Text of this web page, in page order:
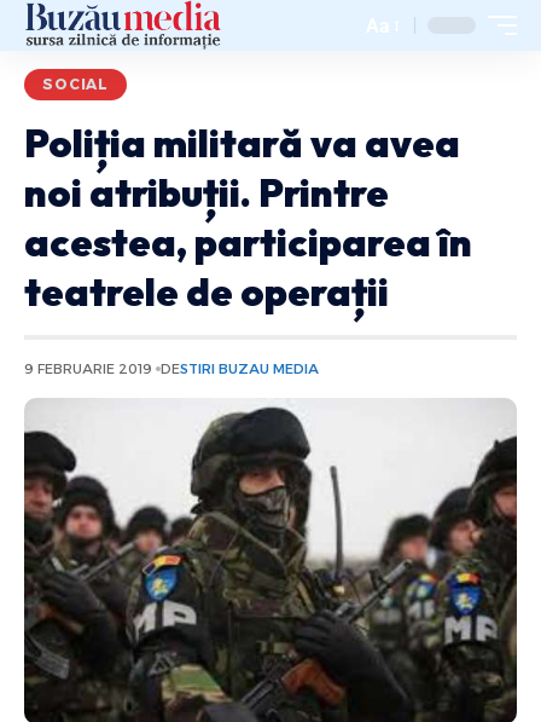
Aa
SOCIAL
Poliția militară va avea
noi atribuții. Printre
acestea, participarea în
teatrele de operații
9 FEBRUARIE 2019 DESTIRI BUZAU MEDIA